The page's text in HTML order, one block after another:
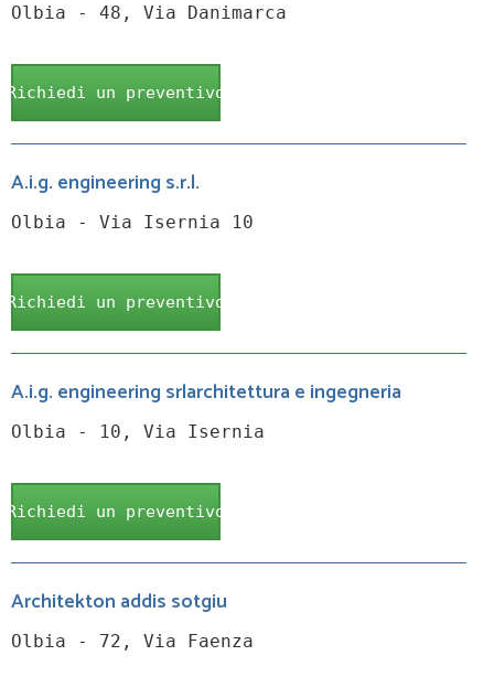
Olbia - 48, Via Danimarca
Richiedi un preventivo
A.i.g. engineering s.r.l.
Olbia - Via Isernia 10
Richiedi un preventivo
A.i.g. engineering srlarchitettura e ingegneria
Olbia - 10, Via Isernia
Richiedi un preventivo
Architekton addis sotgiu
Olbia - 72, Via Faenza